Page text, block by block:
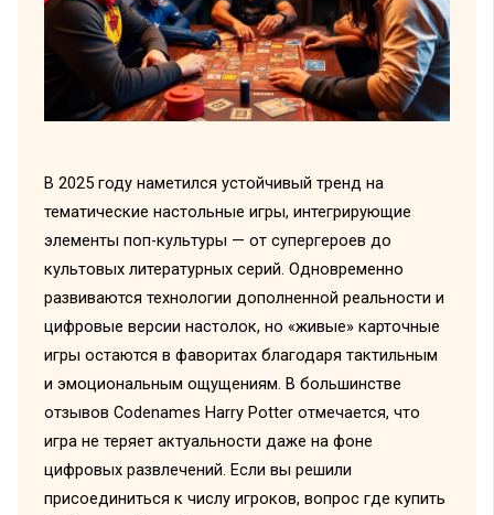
В 2025 году наметился устойчивый тренд на
тематические настольные игры, интегрирующие
элементы поп-культуры — от супергероев до
культовых литературных серий. Одновременно
развиваются технологии дополненной реальности и
цифровые версии настолок, но «живые» карточные
игры остаются в фаворитах благодаря тактильным
и эмоциональным ощущениям. В большинстве
отзывов Codenames Harry Potter отмечается, что
игра не теряет актуальности даже на фоне
цифровых развлечений. Если вы решили
присоединиться к числу игроков, вопрос где купить